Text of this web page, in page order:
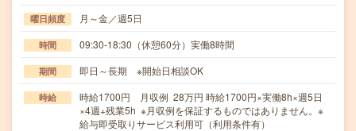
曜日頻度 月～金／週5日
時間 09:30-18:30（休憩60分）実働8時間
期間 即日～長期 ※開始日相談OK
時給
時給1700円 月収例 28万円 時給1700円×実働8h×週5日
×4週+残業5h ※月収例を保証するものではありません。※
給与即受取りサービス利用可（利用条件有）